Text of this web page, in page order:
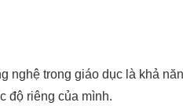
nghệ trong giáo dục là khả
độ riêng của mình.